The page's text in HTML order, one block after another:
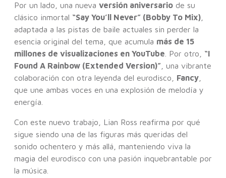
Por un lado, una nueva versión aniversario de su
clásico inmortal “Say You’ll Never” (Bobby To Mix)
adaptada a las pistas de baile actuales sin perder la
esencia original del tema, que acumula más de 15
millones de visualizaciones en YouTube . Por otro, “I
Found A Rainbow (Extended Version)” , una vibrante
colaboración con otra leyenda del eurodisco, Fancy
que une ambas voces en una explosión de melodía y
energía.
Con este nuevo trabajo, Lian Ross reafirma por qué
sigue siendo una de las figuras más queridas del
sonido ochentero y más allá, manteniendo viva la
magia del eurodisco con una pasión inquebrantable por
la música.